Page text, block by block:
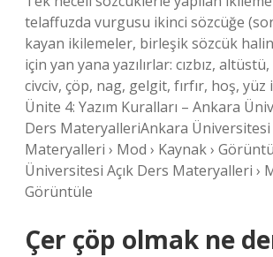
telaffuzda vurgusu ikinci sözcüğe
kayan ikilemeler, birleşik sözcük
için yan yana yazılırlar: cızbız, altüstü,
civciv, çöp, nag, gelgit, fırfır, hoş,
Ünite 4: Yazım Kuralları – Ankara
Ders MateryalleriAnkara Üniversitesi
Materyalleri › Mod › Kaynak ›
Üniversitesi Açık Ders Materyalleri ›
Görüntüle
Çer çöp olmak ne